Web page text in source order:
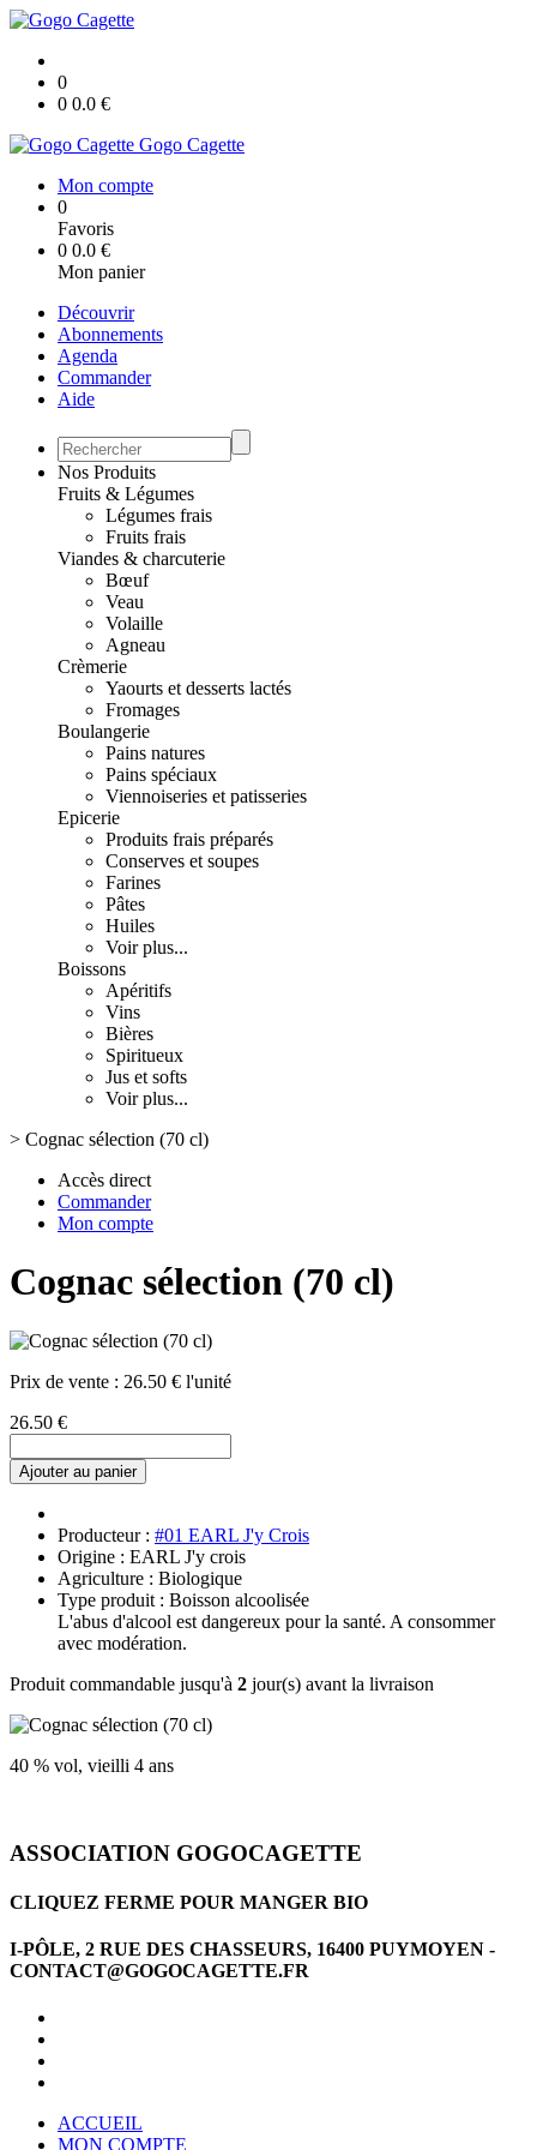
0
0 0.0 €
Gogo Cagette
Mon compte
0
Favoris
0 0.0 €
Mon panier
Découvrir
Abonnements
Agenda
Commander
Aide
Nos Produits
Fruits & Légumes
Légumes frais
Fruits frais
Viandes & charcuterie
Bœuf
Veau
Volaille
Agneau
Crèmerie
Yaourts et desserts lactés
Fromages
Boulangerie
Pains natures
Pains spéciaux
Viennoiseries et patisseries
Epicerie
Produits frais préparés
Conserves et soupes
Farines
Pâtes
Huiles
Voir plus...
Boissons
Apéritifs
Vins
Bières
Spiritueux
Jus et softs
Voir plus...
> Cognac sélection (70 cl)
Accès direct
Commander
Mon compte
Cognac sélection (70 cl)
Prix de vente : 26.50 € l'unité
26.50 €
Ajouter au panier
Producteur : #01 EARL J'y Crois
Origine : EARL J'y crois
Agriculture : Biologique
Type produit : Boisson alcoolisée
L'abus d'alcool est dangereux pour la santé. A consommer
avec modération.
Produit commandable jusqu'à 2 jour(s) avant la livraison
40 % vol, vieilli 4 ans
ASSOCIATION GOGOCAGETTE
CLIQUEZ FERME POUR MANGER BIO
I-PÔLE, 2 RUE DES CHASSEURS, 16400 PUYMOYEN -
CONTACT@GOGOCAGETTE.FR
ACCUEIL
MON COMPTE